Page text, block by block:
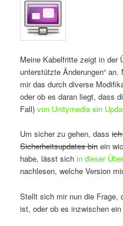
Meine Kabelfritte zeigt in der
unterstützte Änderungen“
mir das durch diverse
oder ob es daran liegt, dass
Fall)von Unitymedia ein
Um sicher zu gehen, dass
Sicherheitsupdates bin ein
habe, lässt sichin dieser
nachlesen, welche Version
Stellt sich mir nun die Frage,
ist, oder ob es inzwischen